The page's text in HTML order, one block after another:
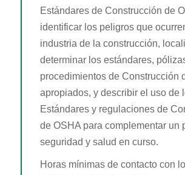
Estándares de Construcción de
identificar los peligros que
industria de la construcción,
determinar los estándares,
procedimientos de Construcción
apropiados, y describir el uso de
Estándares y regulaciones de
de OSHA para complementar un
seguridad y salud en curso.
Horas mínimas de contacto con